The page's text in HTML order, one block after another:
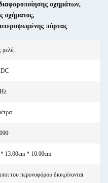
οχημάτων,
οχήματος,
πόρτας
ρελέ.
13.00cm * 10.00cm
του περονοφόρου διακρίνονται